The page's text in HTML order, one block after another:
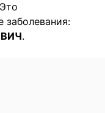
заболевания:
ВИЧ.